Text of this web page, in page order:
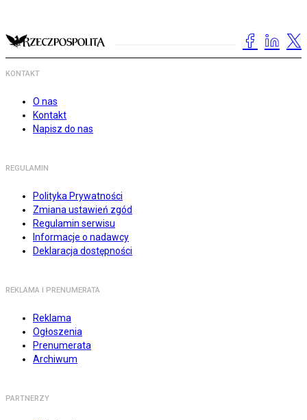
KONTAKT
O nas
Kontakt
Napisz do nas
REGULAMIN
Polityka Prywatności
Zmiana ustawień zgód
Regulamin serwisu
Informacje o nadawcy
Deklaracja dostępności
REKLAMA I PRENUMERATA
Reklama
Ogłoszenia
Prenumerata
Archiwum
PARTNERZY